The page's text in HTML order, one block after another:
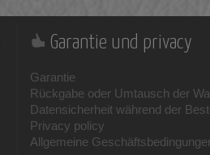
Garantie und privacy
Garantie
Rückgabe oder Umtausch der
Datensicherheit während der
Privacy policy
Allgemeine